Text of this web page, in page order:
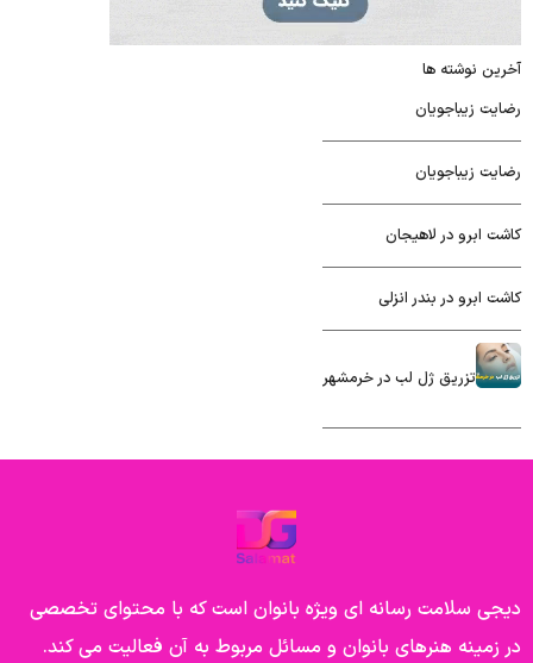
آخرین نوشته ها
رضایت زیباجویان
رضایت زیباجویان
کاشت ابرو در لاهیجان
کاشت ابرو در بندر انزلی
تزریق ژل لب در خرمشهر
دیجی سلامت رسانه ای ویژه بانوان است که با محتوای تخصصی
در زمینه هنرهای بانوان و مسائل مربوط به آن فعالیت می کند.